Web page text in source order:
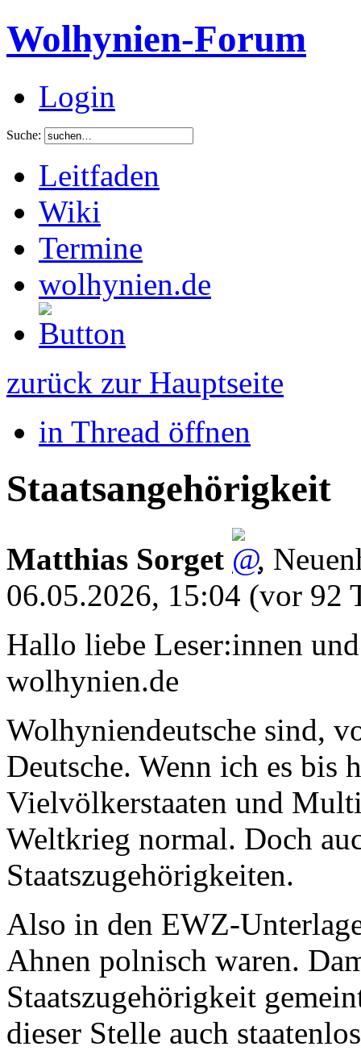
Wolhynien-Forum
Login
Suche:
Leitfaden
Wiki
Termine
wolhynien.de
zurück zur Hauptseite
in Thread öffnen
Staatsangehörigkeit
Matthias Sorget ,
06.05.2026, 15:04 (vor 92
Hallo liebe Leser:innen
wolhynien.de
Wolhyniendeutsche sind,
Deutsche. Wenn ich es bis
Vielvölkerstaaten und
Weltkrieg normal. Doch
Staatszugehörigkeiten.
Also in den EWZ-
Ahnen polnisch waren.
Staatszugehörigkeit
dieser Stelle auch